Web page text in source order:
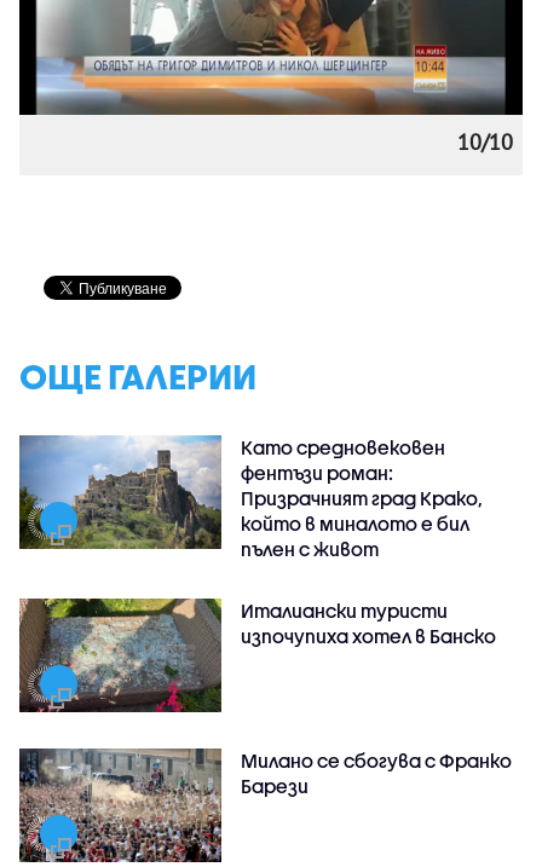
10/10
ОЩЕ ГАЛЕРИИ
Като средновековен
фентъзи роман:
Призрачният град Крако,
който в миналото е бил
пълен с живот
Италиански туристи
изпочупиха хотел в Банско
Милано се сбогува с Франко
Барези